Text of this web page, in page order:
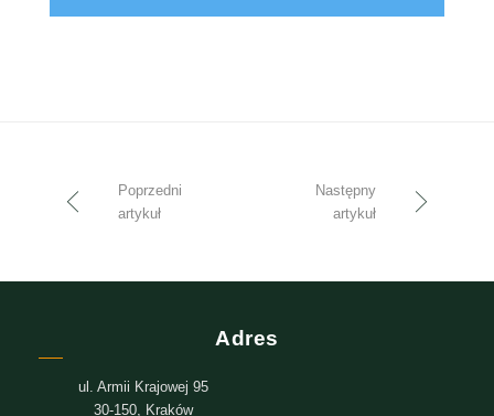
Poprzedni
artykuł
Następny
artykuł
Adres
ul. Armii Krajowej 95
30-150, Kraków